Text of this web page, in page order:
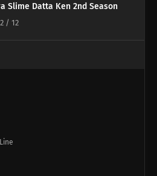
Slime Datta Ken 2nd Season
/ 12